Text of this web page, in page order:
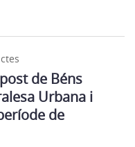
de Béns
Urbana i
de